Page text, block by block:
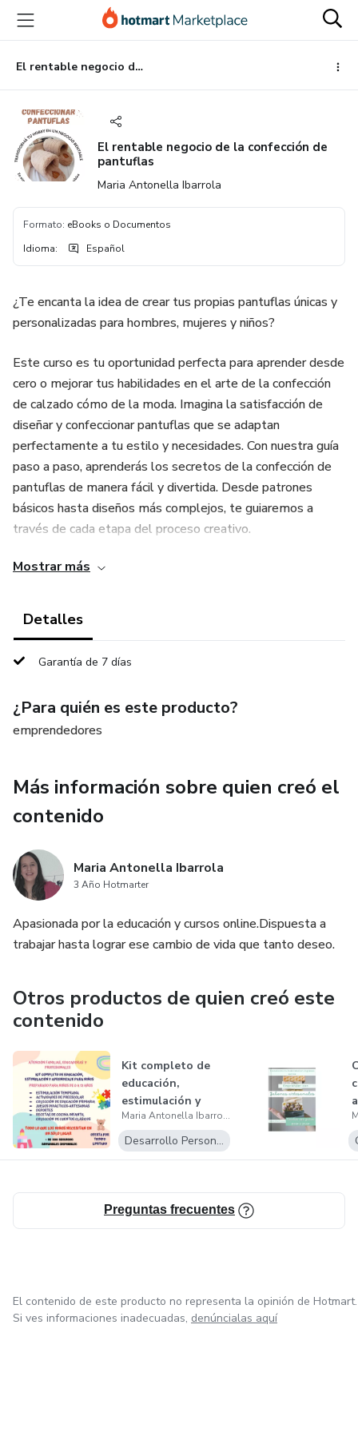
principal
página
de
página
El rentable negocio de la confección de pantuflas
El rentable negocio de la confección de
pantuflas
Maria Antonella Ibarrola
Formato: eBooks o Documentos
Idioma: Español
¿Te encanta la idea de crear tus propias pantuflas únicas y
personalizadas para hombres, mujeres y niños?
Este curso es tu oportunidad perfecta para aprender desde
cero o mejorar tus habilidades en el arte de la confección
de calzado cómo de la moda. Imagina la satisfacción de
diseñar y confeccionar pantuflas que se adaptan
perfectamente a tu estilo y necesidades. Con nuestra guía
paso a paso, aprenderás los secretos de la confección de
pantuflas de manera fácil y divertida. Desde patrones
básicos hasta diseños más complejos, te guiaremos a
través de cada etapa del proceso creativo.
Es un aprendizaje totalmente práctico, no se trata solo de
Con instrucciones claras y prácticas, podrás crear tus
Mostrar más
Detalles
Garantía de 7 días
¿Para quién es este producto?
emprendedores
Más información sobre quien creó el
contenido
Maria Antonella Ibarrola
3 Año Hotmarter
Apasionada por la educación y cursos online.Dispuesta a
trabajar hasta lograr ese cambio de vida que tanto deseo.
Otros productos de quien creó este
contenido
Kit completo de
educación,
estimulación y
aprendizaje
Maria Antonella Ibarrola
Desarrollo Personal
Preguntas frecuentes
El contenido de este producto no representa la opinión de Hotmart.
Si ves informaciones inadecuadas, denúncialas aquí